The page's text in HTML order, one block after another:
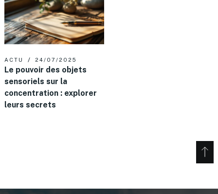
ACTU 24/07/2025
Le pouvoir des objets
sensoriels sur la
concentration : explorer
leurs secrets